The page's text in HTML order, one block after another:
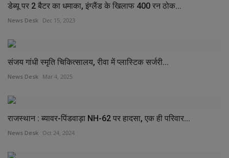
डेब्यू पर 2 बैटर का धमाका, इंग्लैंड के खिलाफ 400 रन ठोक...
News Desk Dec 15, 2023
संजय गांधी स्मृति चिकित्सालय, रीवा में प्लास्टिक सर्जरी...
News Desk Mar 4, 2025
राजस्थान : ब्यावर-पिंडवाड़ा NH-62 पर हादसा, एक ही परिवार...
News Desk Oct 24, 2024